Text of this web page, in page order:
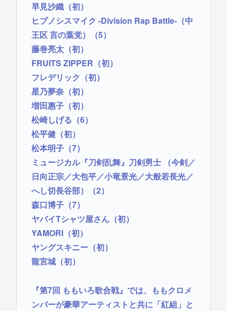
早見沙織（初）
ヒプノシスマイク -Division Rap Battle-（中
王区 言の葉党）（5）
藤巻亮太（初）
FRUITS ZIPPER（初）
フレデリック（初）
星乃夢奈（初）
増田惠子（初）
松崎しげる（6）
松平健（初）
松本明子（7）
ミュージカル『刀剣乱舞』刀剣男士 （今剣／
日向正宗／大包平／小竜景光／大般若長光／
へし切長谷部）（2）
森口博子（7）
ヤバイTシャツ屋さん（初）
YAMORI（初）
ヤングスキニー（初）
龍宮城（初）
『第7回 ももいろ歌合戦』では、ももクロメ
ンバーが豪華アーティストと共に「紅組」と